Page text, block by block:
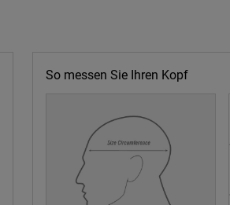
So messen Sie Ihren Kopf